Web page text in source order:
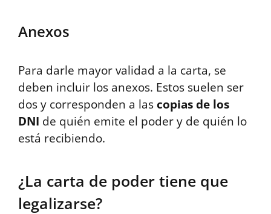
Anexos
Para darle mayor validad a la carta, se
deben incluir los anexos. Estos suelen ser
dos y corresponden a lascopias de los
DNI de quién emite el poder y de quién lo
está recibiendo.
¿La carta de poder tiene que
legalizarse?